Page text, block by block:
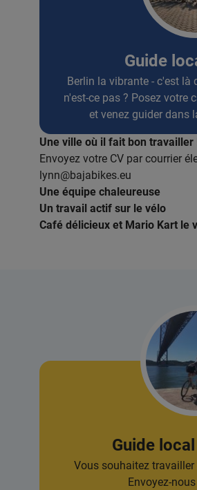
Guide
Berlin la vibrante - c'est là
n'est-ce pas ? Posez votre
et venez guider dans
Une ville où il fait bon travailler
Envoyez votre CV par courrier
lynn@bajabikes.eu
Une équipe chaleureuse
Un travail actif sur le vélo
Café délicieux et Mario Kart le
Guide
Vous souhaitez
Envoyez-